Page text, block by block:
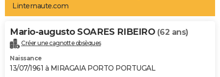
Art de vivre
Bien-être
Loisirs
Mode
Modes de vie
Alimentation
Guide de la santé
Maladies
Médicaments
Sommeil
VOYAGE
Destinations
City break
Voyage nature
Voyage de noces
Forum
Climat
+PHOTO
GUIDES D'ACHAT
Linternaute.com
Mario-augusto SOARES RIBEIRO (62 ans)
Créer une cagnotte obsèques
Naissance
13/07/1961 à MIRAGAIA PORTO PORTUGAL